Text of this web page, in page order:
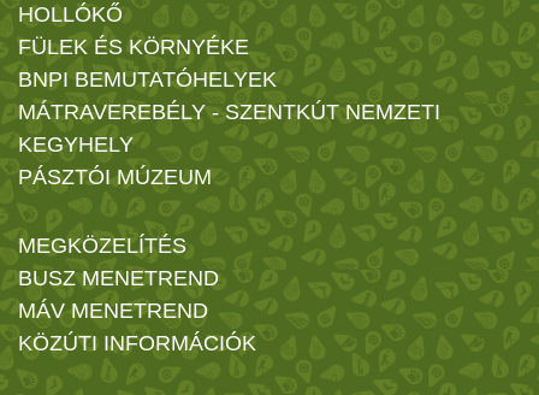
HOLLÓKŐ
FÜLEK ÉS KÖRNYÉKE
BNPI BEMUTATÓHELYEK
MÁTRAVEREBÉLY - SZENTKÚT NEMZETI
KEGYHELY
PÁSZTÓI MÚZEUM
MEGKÖZELÍTÉS
BUSZ MENETREND
MÁV MENETREND
KÖZÚTI INFORMÁCIÓK